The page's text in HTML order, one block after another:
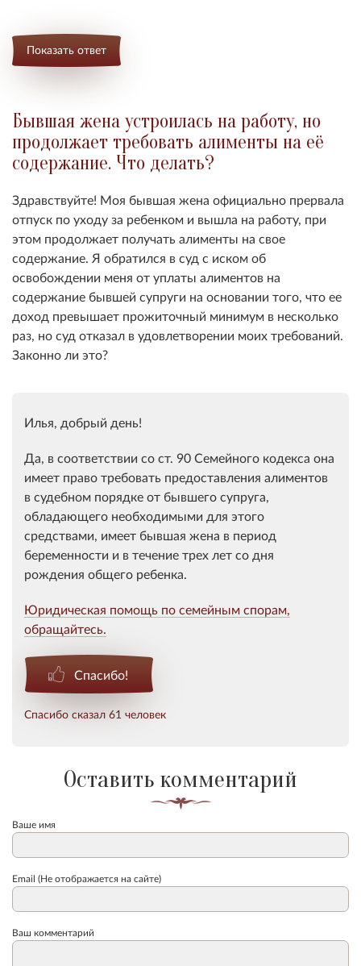
Показать ответ
Бывшая жена устроилась на работу, но
продолжает требовать алименты на её
содержание. Что делать?
Здравствуйте! Моя бывшая жена официально прервала
отпуск по уходу за ребенком и вышла на работу, при
этом продолжает получать алименты на свое
содержание. Я обратился в суд с иском об
освобождении меня от уплаты алиментов на
содержание бывшей супруги на основании того, что ее
доход превышает прожиточный минимум в несколько
раз, но суд отказал в удовлетворении моих требований.
Законно ли это?
Илья, добрый день!
Да, в соответствии со ст. 90 Семейного кодекса она
имеет право требовать предоставления алиментов
в судебном порядке от бывшего супруга,
обладающего необходимыми для этого
средствами, имеет бывшая жена в период
беременности и в течение трех лет со дня
рождения общего ребенка.
Юридическая помощь по семейным спорам,
обращайтесь.
Спасибо!
Спасибо сказал 61 человек
Оставить комментарий
Ваше имя
Email (Не отображается на сайте)
Ваш комментарий